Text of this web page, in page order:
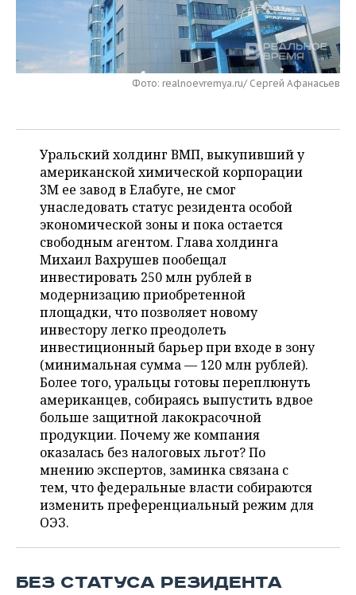
ЭНЕРГЕТИКА
ТРАНСПОРТ
УСЛУГИ
МЕДИА
ТЕЛЕКОММУНИКАЦИИ
НОВОСТИ МЕРОПРИЯТИЙ
ВЫЕЗДНАЯ РЕДАКЦИЯ
ОТКРЫТАЯ ЛЕКЦИЯ
СПОРТ
НОВОСТИ СПОРТА
БАСКЕТБОЛ
ВОЛЕЙБОЛ
КИБЕРСПОРТ
ФИГУРНОЕ КАТАНИЕ
ВОДНЫЕ ВИДЫ СПОРТА
ХОККЕЙ С МЯЧОМ
ОБЩЕСТВО
НОВОСТИ ОБЩЕСТВА
ИНФРАСТРУКТУРА
ИСТОРИЯ
КУЛЬТУРА
МЕДИЦИНА
ОБРАЗОВАНИЕ
ПРОИСШЕСТВИЯ
СПРАВОЧНИК
СПИСОК ПЕРСОН
СПИСОК КОМПАНИЙ
ПОЛНАЯ ВЕРСИЯ
Фото: realnoevremya.ru/ Сергей Афанасьев
Уральский холдинг ВМП, выкупивший у
американской химической корпорации
3М ее завод в Елабуге, не смог
унаследовать статус резидента особой
экономической зоны и пока остается
свободным агентом. Глава холдинга
Михаил Вахрушев пообещал
инвестировать 250 млн рублей в
модернизацию приобретенной
площадки, что позволяет новому
инвестору легко преодолеть
инвестиционный барьер при входе в зону
(минимальная сумма — 120 млн рублей).
Более того, уральцы готовы переплюнуть
американцев, собираясь выпустить вдвое
больше защитной лакокрасочной
продукции. Почему же компания
оказалась без налоговых льгот? По
мнению экспертов, заминка связана с
тем, что федеральные власти собираются
изменить преференциальный режим для
ОЭЗ.
БЕЗ СТАТУСА РЕЗИДЕНТА